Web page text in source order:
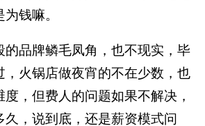
钱嘛。
的品牌鳞毛凤角，也不现实，毕
，火锅店做夜宵的不在少数，也
，但费人的问题如果不解决，
久，说到底，还是薪资模式问